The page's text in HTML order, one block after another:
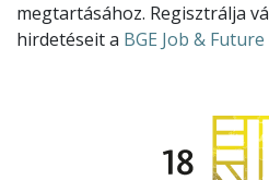
megtartásához. Regisztrálja
hirdetéseit a BGE Job & Future